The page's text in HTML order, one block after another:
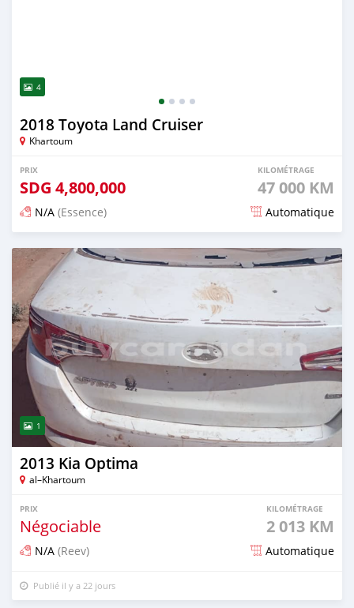
4
2018 Toyota Land Cruiser
Khartoum
PRIX
SDG 4,800,000
KILOMÉTRAGE
47 000 KM
N/A (Essence) Automatique
Publié il y a 19 jours
1
2013 Kia Optima
al–Khartoum
PRIX
Négociable
KILOMÉTRAGE
2 013 KM
N/A (Reev) Automatique
Publié il y a 22 jours